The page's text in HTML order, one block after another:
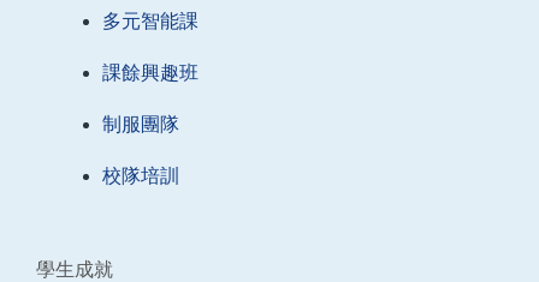
多元智能課
課餘興趣班
制服團隊
校隊培訓
學生成就